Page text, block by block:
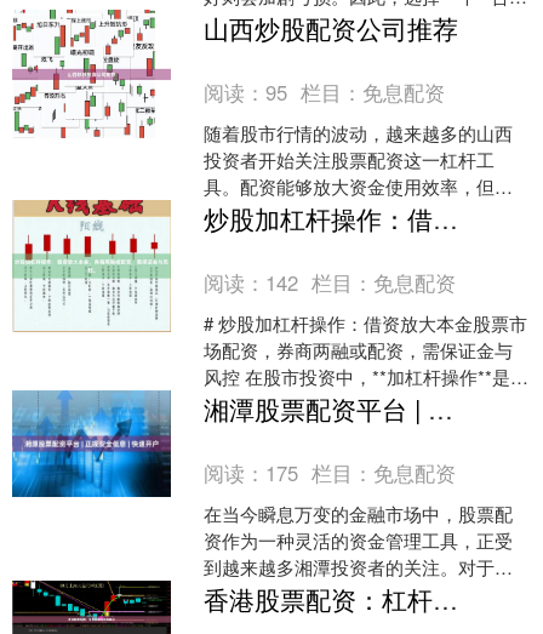
规、安全、可靠**的杠杆平台至关重要。
本文将为您详细....
山西炒股配资公司推荐
阅读：95 栏目： 免息配资
随着股市行情的波动，越来越多的山西
投资者开始关注股票配资这一杠杆工
具。配资能够放大资金使用效率，但同
时也伴随着较高的风险。对于山西本地
的股民来说，选择一家正规、....
炒股加杠杆操作：借资放大本金，券商两融或配资，需保证金与风控。
阅读： 142 栏目： 免息配资
# 炒股加杠杆操作：借资放大本金股票市
场配资，券商两融或配资，需保证金与
风控 在股市投资中，**加杠杆操作**是一
种常见的策略，指投资者通过借入资金
来放大自己的....
湘潭股票配资平台 | 正规安全低息 | 快速开户
阅读： 175 栏目： 免息配资
在当今瞬息万变的金融市场中，股票配
资作为一种灵活的资金管理工具，正受
到越来越多湘潭投资者的关注。对于本
地股民而言，选择一家正规、安全、低
息的配资平台股票中的配资....
香港股票配资：杠杆交易与风险解析